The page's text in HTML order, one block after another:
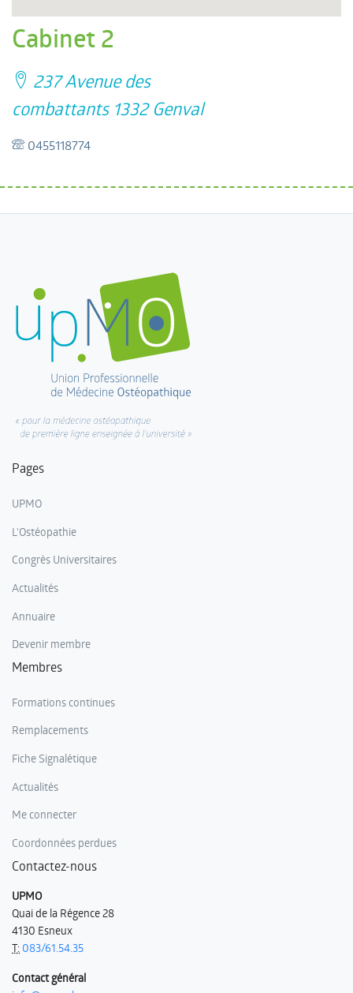
Cabinet 2
237 Avenue des
combattants 1332 Genval
0455118774
Pages
UPMO
L'Ostéopathie
Congrès Universitaires
Actualités
Annuaire
Devenir membre
Membres
Formations continues
Remplacements
Fiche Signalétique
Actualités
Me connecter
Coordonnées perdues
Contactez-nous
UPMO
Quai de la Régence 28
4130 Esneux
T: 083/61.54.35
Contact général